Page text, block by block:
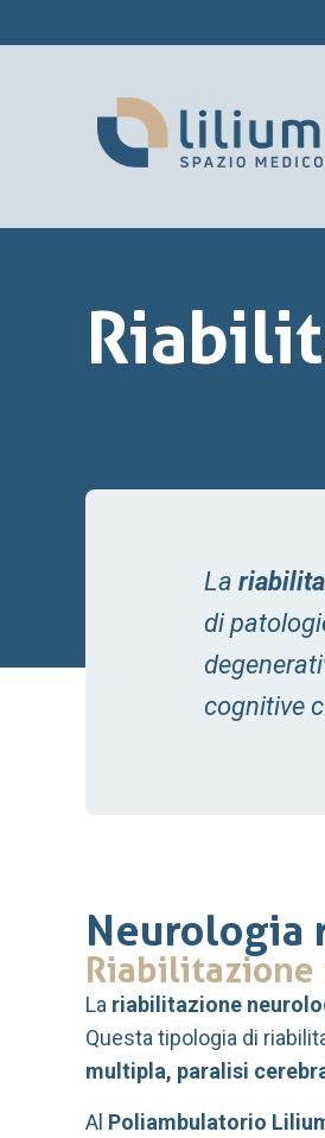
La
di
cognitive
Neurologia
Riabilitazione
La riabilitazione
Questa tipologia di
multipla, paralisi
Al Poliambulatorio